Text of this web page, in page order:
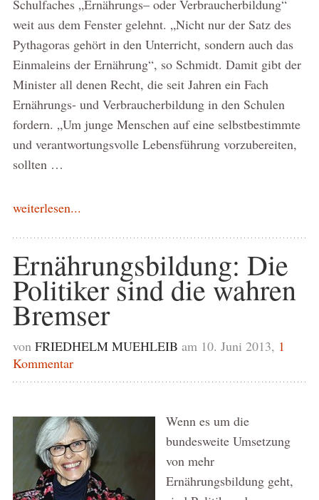
Schulfaches „Ernährungs– oder Verbraucherbildung“
weit aus dem Fenster gelehnt. „Nicht nur der Satz des
Pythagoras gehört in den Unterricht, sondern auch das
Einmaleins der Ernährung“, so Schmidt. Damit gibt der
Minister all denen Recht, die seit Jahren ein Fach
Ernährungs- und Verbraucherbildung in den Schulen
fordern. „Um junge Menschen auf eine selbstbestimmte
und verantwortungsvolle Lebensführung vorzubereiten,
sollten …
weiterlesen...
Ernährungsbildung: Die
Politiker sind die wahren
Bremser
von FRIEDHELM MUEHLEIB am 10. Juni 2013, 1
Kommentar
Wenn es um die
bundesweite Umsetzung
von mehr
Ernährungsbildung geht,